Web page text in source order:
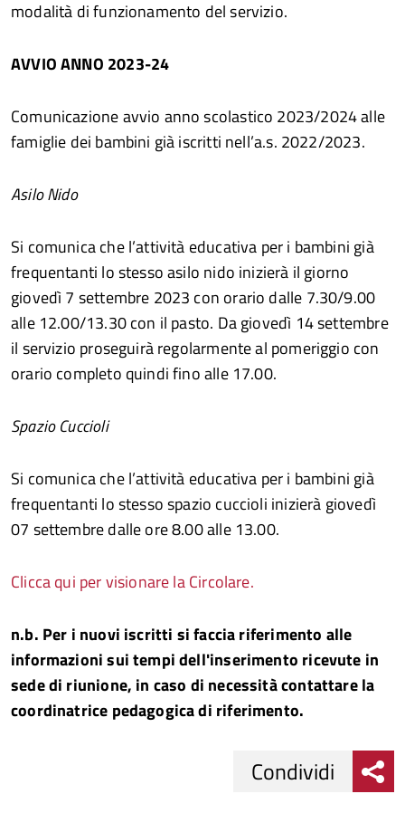
modalità di funzionamento del servizio.
AVVIO ANNO 2023-24
Comunicazione avvio anno scolastico 2023/2024 alle
famiglie dei bambini già iscritti nell’a.s. 2022/2023.
Asilo Nido
Si comunica che l’attività educativa per i bambini già
frequentanti lo stesso asilo nido inizierà il giorno
giovedì 7 settembre 2023 con orario dalle 7.30/9.00
alle 12.00/13.30 con il pasto. Da giovedì 14 settembre
il servizio proseguirà regolarmente al pomeriggio con
orario completo quindi fino alle 17.00.
Spazio Cuccioli
Si comunica che l’attività educativa per i bambini già
frequentanti lo stesso spazio cuccioli inizierà giovedì
07 settembre dalle ore 8.00 alle 13.00.
Clicca qui per visionare la Circolare.
n.b. Per i nuovi iscritti si faccia riferimento alle
informazioni sui tempi dell'inserimento ricevute in
sede di riunione, in caso di necessità contattare la
coordinatrice pedagogica di riferimento.
Condividi